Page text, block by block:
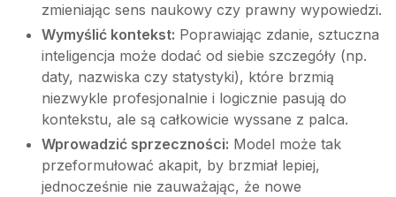
zmieniając sens naukowy czy prawny wypowiedzi.
Wymyślić kontekst: Poprawiając zdanie, sztuczna
inteligencja może dodać od siebie szczegóły (np.
daty, nazwiska czy statystyki), które brzmią
niezwykle profesjonalnie i logicznie pasują do
kontekstu, ale są całkowicie wyssane z palca.
Wprowadzić sprzeczności: Model może tak
przeformułować akapit, by brzmiał lepiej,
jednocześnie nie zauważając, że nowe